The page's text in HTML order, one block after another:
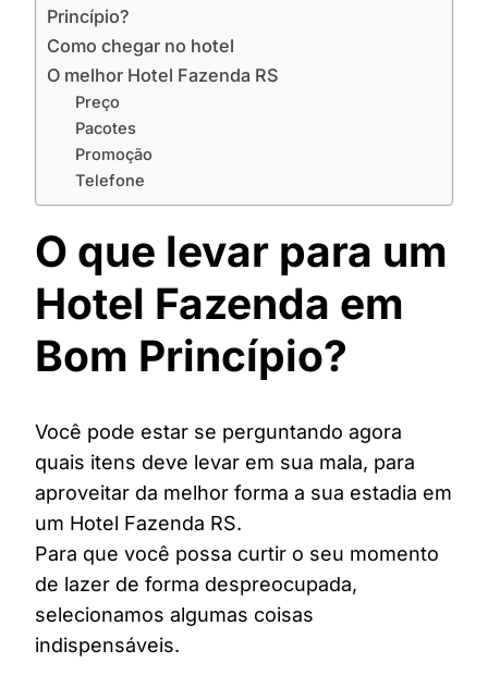
Princípio?
Como chegar no hotel
O melhor Hotel Fazenda RS
Preço
Pacotes
Promoção
Telefone
O que levar para um
Hotel Fazenda em
Bom Princípio?
Você pode estar se perguntando agora
quais itens deve levar em sua mala, para
aproveitar da melhor forma a sua estadia em
um Hotel Fazenda RS.
Para que você possa curtir o seu momento
de lazer de forma despreocupada,
selecionamos algumas coisas
indispensáveis.